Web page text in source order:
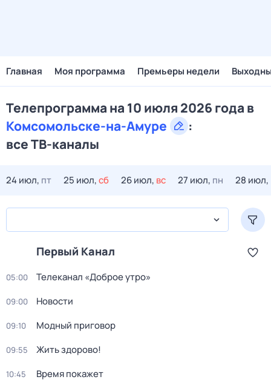
Главная Моя программа Премьеры недели
Телепрограмма на 10 июля 2026 года в
Комсомольске-на-Амуре
:
все ТВ-каналы
24 июл, пт 25 июл,сб 26 июл, вс 27 июл, пн 28 июл,
Первый Канал
05:00 Телеканал «Доброе утро»
09:00 Новости
09:10 Модный приговор
09:55 Жить здорово!
10:45 Время покажет